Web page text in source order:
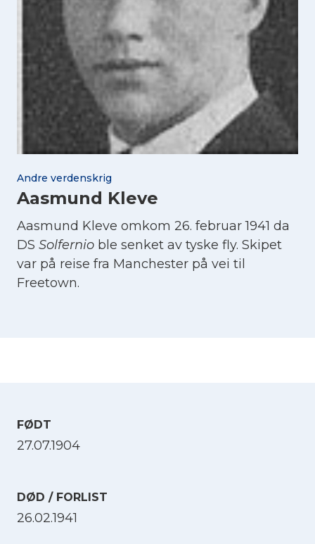
Andre verdenskrig
Aasmund Kleve
Aasmund Kleve omkom 26. februar 1941 da
DS Solfernio ble senket av tyske fly. Skipet
var på reise fra Manchester på vei til
Freetown.
FØDT
27.07.1904
DØD / FORLIST
26.02.1941